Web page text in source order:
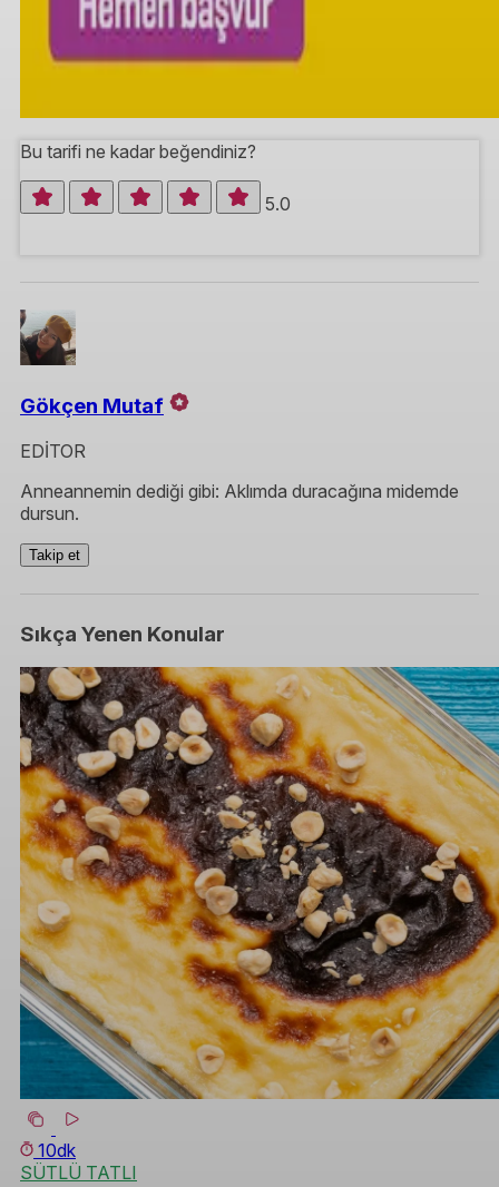
Bu tarifi ne kadar beğendiniz?
5.0
Gökçen Mutaf
EDİTOR
Anneannemin dediği gibi: Aklımda duracağına midemde
dursun.
Takip et
Sıkça Yenen Konular
10dk
SÜTLÜ TATLI